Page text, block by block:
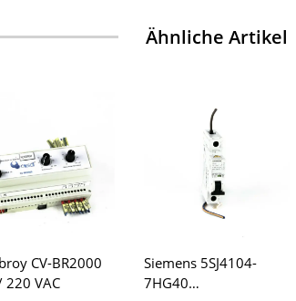
Ähnliche Artikel
CV-BR2000
220 VAC
Siemens 5SJ4104-
7HG40